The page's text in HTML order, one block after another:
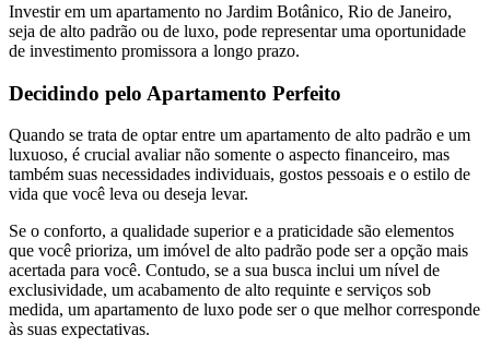
Investir em um apartamento no Jardim Botânico, Rio de Janeiro,
seja de alto padrão ou de luxo, pode representar uma oportunidade
de investimento promissora a longo prazo.
Decidindo pelo Apartamento Perfeito
Quando se trata de optar entre um apartamento de alto padrão e um
luxuoso, é crucial avaliar não somente o aspecto financeiro, mas
também suas necessidades individuais, gostos pessoais e o estilo de
vida que você leva ou deseja levar.
Se o conforto, a qualidade superior e a praticidade são elementos
que você prioriza, um imóvel de alto padrão pode ser a opção mais
acertada para você. Contudo, se a sua busca inclui um nível de
exclusividade, um acabamento de alto requinte e serviços sob
medida, um apartamento de luxo pode ser o que melhor corresponde
às suas expectativas.